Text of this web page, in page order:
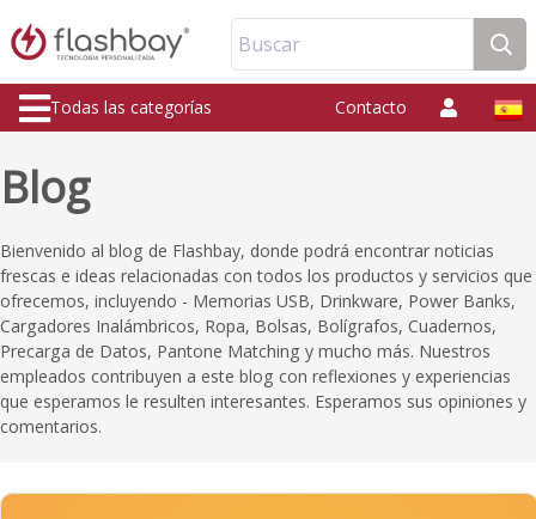
Buscar
Todas las categorías Contacto
Blog
Bienvenido al blog de Flashbay, donde podrá encontrar noticias
frescas e ideas relacionadas con todos los productos y servicios que
ofrecemos, incluyendo - Memorias USB, Drinkware, Power Banks,
Cargadores Inalámbricos, Ropa, Bolsas, Bolígrafos, Cuadernos,
Precarga de Datos, Pantone Matching y mucho más. Nuestros
empleados contribuyen a este blog con reflexiones y experiencias
que esperamos le resulten interesantes. Esperamos sus opiniones y
comentarios.